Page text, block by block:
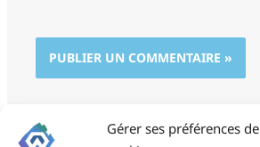
Gérer ses préférences de